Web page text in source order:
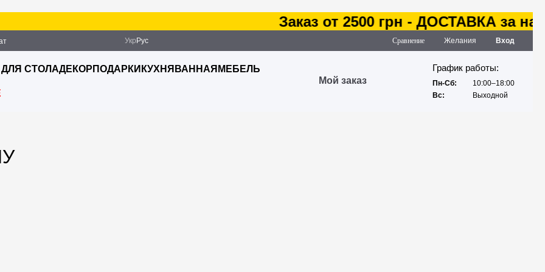
Заказ от 2500 грн - ДОСТАВКА за наш
Укр Рус Сравнение Желания Вход
ДЛЯ СТОЛАДЕКОР ПОДАРКИ КУХНЯ ВАННАЯ МЕБЕЛЬ
Мой заказ
График работы:
Пн-Сб:
10:00–18:00
Вс:
Выходной